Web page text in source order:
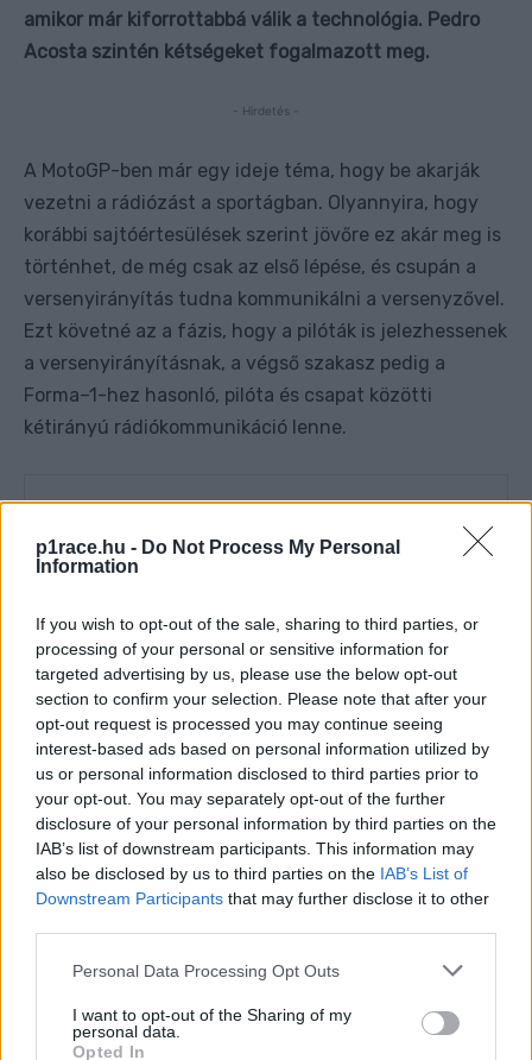
p1race.hu - Do Not Process My Personal
Information
If you wish to opt-out of the sale, sharing to third parties, or
processing of your personal or sensitive information for
targeted advertising by us, please use the below opt-out
section to confirm your selection. Please note that after your
opt-out request is processed you may continue seeing
interest-based ads based on personal information utilized by
us or personal information disclosed to third parties prior to
your opt-out. You may separately opt-out of the further
disclosure of your personal information by third parties on the
IAB’s list of downstream participants. This information may
also be disclosed by us to third parties on the IAB’s List of
Downstream Participants that may further disclose it to other
Please note that this website/app uses one or more Google
not limited to your visit or usage behaviour. You may click to
grant or deny consent to Google and its third-party tags to
Personal Data Processing Opt Outs
I want to opt-out of the Sharing of my
personal data.
Opted In
amikor már kiforrottabbá válik a technológia. Pedro
Acosta szintén kétségeket fogalmazott meg.
- Hirdetés -
A MotoGP-ben már egy ideje téma, hogy be akarják
vezetni a rádiózást a sportágban. Olyannyira, hogy
korábbi sajtóértesülések szerint jövőre ez akár meg is
történhet, de még csak az első lépése, és csupán a
versenyirányítás tudna kommunikálni a versenyzővel.
Ezt követné az a fázis, hogy a pilóták is jelezhessenek
a versenyirányításnak, a végső szakasz pedig a
Forma–1-hez hasonló, pilóta és csapat közötti
kétirányú rádiókommunikáció lenne.
egyáltalán valaha megtörténik, ám a montmelói
teszten sokan próbálgatták. A gyári Ducatinál előbb a
tesztpilóta, Michele Pirro kísérletezett vele, majd a